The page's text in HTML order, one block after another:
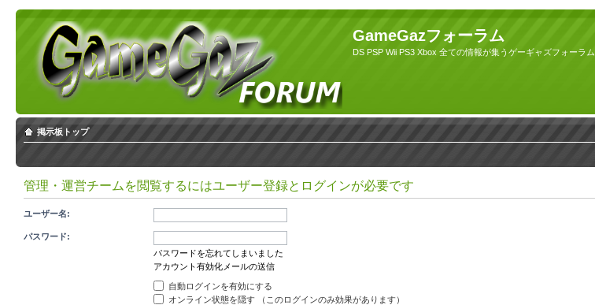
GameGazフォーラム
DS PSP Wii PS3 Xbox 全ての情報が集うゲーギャズフォーラム
掲示板トップ
管理・運営チームを閲覧するにはユーザー登録とログインが必要です
ユーザー名:
パスワード:
パスワードを忘れてしまいました
アカウント有効化メールの送信
自動ログインを有効にする
オンライン状態を隠す （このログインのみ効果があります）